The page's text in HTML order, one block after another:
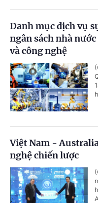
Danh mục dịch vụ
ngân sách nhà
và công nghệ
Việt Nam -
nghệ chiến lược